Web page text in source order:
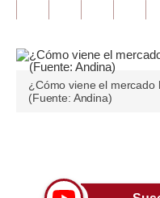
Tendencias
Lujo
Estilos
¿Cómo viene el mercado
(Fuente: Andina)